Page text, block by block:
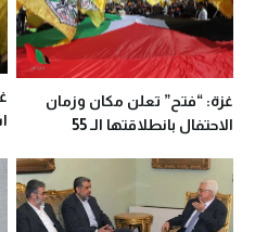
غزة: “فتح” تعلن مكان وزمان
الاحتفال بانطلاقتها الـ 55